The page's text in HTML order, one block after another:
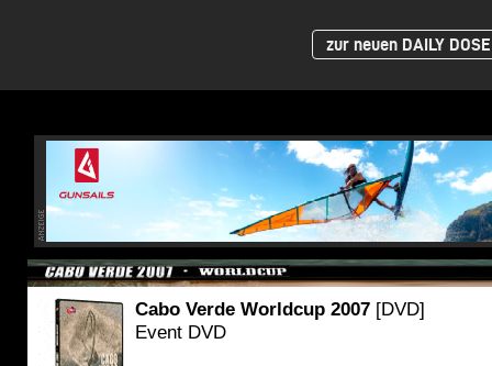
zur neuen DAILY
Cabo Verde Worldcup 2007[DVD]
Event DVD